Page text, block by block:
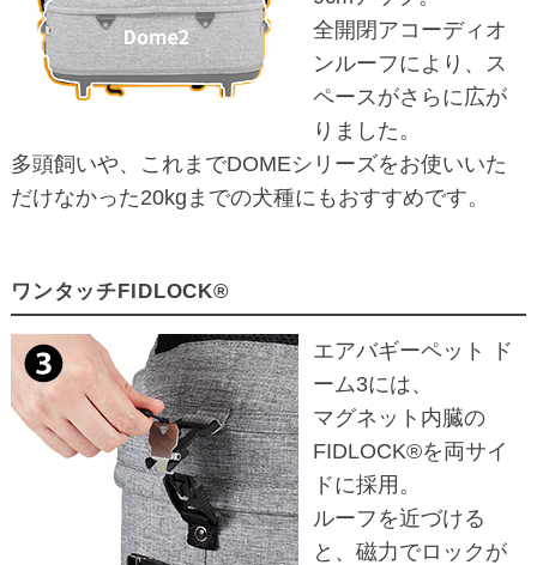
全開閉アコーディオ
ンルーフにより、ス
ペースがさらに広が
りました。
多頭飼いや、これまでDOMEシリーズをお使いいた
だけなかった20kgまでの犬種にもおすすめです。
ワンタッチFIDLOCK®
エアバギーペット ド
ーム3には、
マグネット内臓の
FIDLOCK®を両サイ
ドに採用。
ルーフを近づける
と、磁力でロックが